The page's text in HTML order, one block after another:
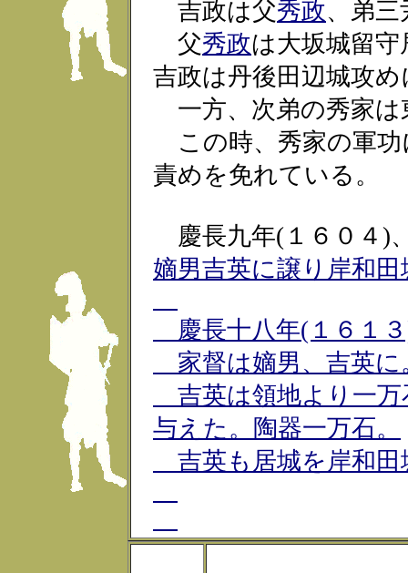
吉政は父秀政、弟
父秀政は大坂城留
吉政は丹後田辺城攻
一方、次弟の秀家は
この時、秀家の軍功
責めを免れている。
慶長九年(１６０４)
嫡男吉英に譲り岸和
慶長十八年(１６１
家督は嫡男、吉英に
吉英は領地より一万
与えた。陶器一万石。
吉英も居城を岸和田